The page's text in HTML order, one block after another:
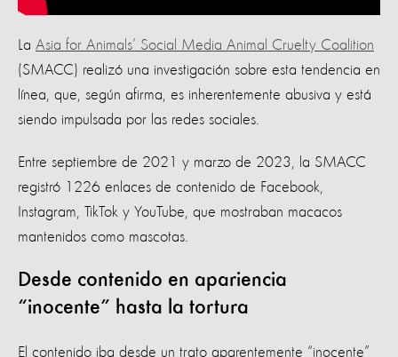
La Asia for Animals’ Social Media Animal Cruelty Coalition
(SMACC) realizó una investigación sobre esta tendencia en
línea, que, según afirma, es inherentemente abusiva y está
siendo impulsada por las redes sociales.
Entre septiembre de 2021 y marzo de 2023, la SMACC
registró 1226 enlaces de contenido de Facebook,
Instagram, TikTok y YouTube, que mostraban macacos
mantenidos como mascotas.
Desde contenido en apariencia
“inocente” hasta la tortura
El contenido iba desde un trato aparentemente “inocente”